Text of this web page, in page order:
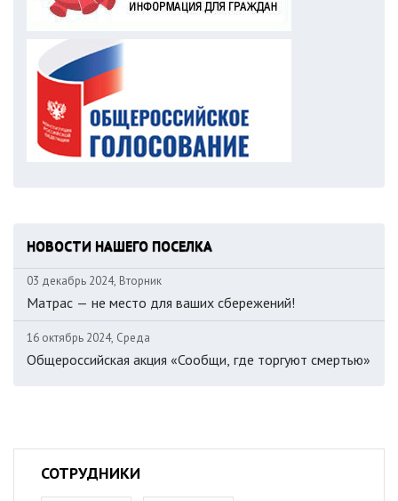
НОВОСТИ НАШЕГО ПОСЕЛКА
03 декабрь 2024, Вторник
Матрас — не место для ваших сбережений!
16 октябрь 2024, Среда
Общероссийская акция «Сообщи, где торгуют смертью»
СОТРУДНИКИ